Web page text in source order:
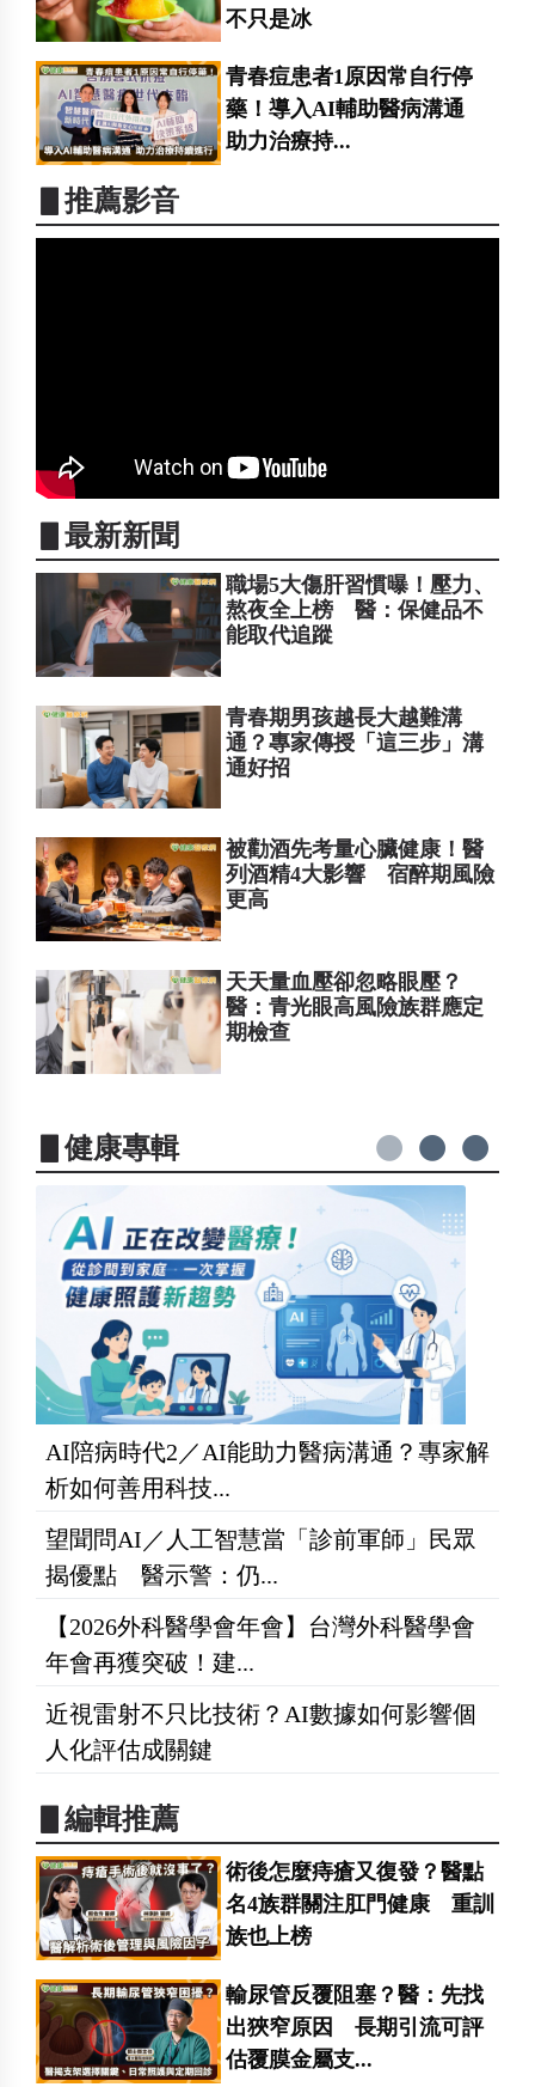
不只是冰
青春痘患者1原因常自行停
藥！導入AI輔助醫病溝通
助力治療持...
▋推薦影音
▋最新新聞
職場5大傷肝習慣曝！壓力、
熬夜全上榜 醫：保健品不
能取代追蹤
青春期男孩越長大越難溝
通？專家傳授「這三步」溝
通好招
被勸酒先考量心臟健康！醫
列酒精4大影響 宿醉期風險
更高
天天量血壓卻忽略眼壓？
醫：青光眼高風險族群應定
期檢查
▋健康專輯
AI陪病時代2／AI能助力醫病溝通？專家解
析如何善用科技...
望聞問AI／人工智慧當「診前軍師」民眾
揭優點 醫示警：仍...
【2026外科醫學會年會】台灣外科醫學會
年會再獲突破！建...
近視雷射不只比技術？AI數據如何影響個
人化評估成關鍵
▋編輯推薦
術後怎麼痔瘡又復發？醫點
名4族群關注肛門健康 重訓
族也上榜
輸尿管反覆阻塞？醫：先找
出狹窄原因 長期引流可評
估覆膜金屬支...